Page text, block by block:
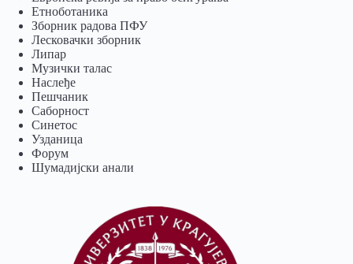
Eтноботаника
Зборник радова ПФУ
Лесковачки зборник
Липар
Музички талас
Наслеђе
Пешчаник
Саборност
Синетос
Узданица
Форум
Шумадијски анали